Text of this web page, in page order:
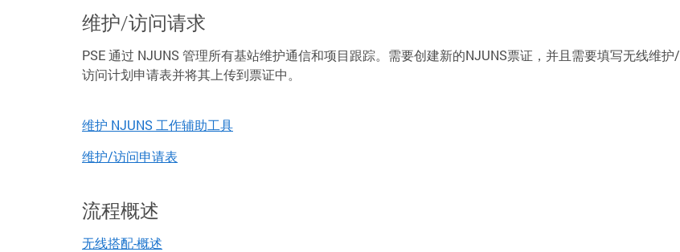
维护/访问请求
PSE 通过 NJUNS 管理所有基站维护通信和项目跟踪。需要创建新的NJUNS票证，并且需要填写无线维护/
访问计划申请表并将其上传到票证中。
维护 NJUNS 工作辅助工具
维护/访问申请表
流程概述
无线搭配-概述